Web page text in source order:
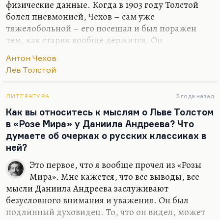
физические данные. Когда в 1903 году Толстой
болел пневмонией, Чехов – сам уже
тяжелобольной – его посещал и был поражен
тем, как старик вообще держится. Он
болел в Гаспре, Чехов его навещал. Да, я думаю,
что у Чехова были серьезные поводы восхищаться
был к этому времени абсолютно разрушен. Он
вообще говорил:«Пока у человека легкие хороши, у
него все хорошо».
Антон Чехов
Лев Толстой
ЛИТЕРАТУРА 3 года назад
Как вы относитесь к мыслям о Льве Толстом
в «Розе Мира» у Даниила Андреева? Что
думаете об очерках о русских классиках в
ней?
Это первое, что я вообще прочел из «Розы
Мира». Мне кажется, что все выводы, все
мысли Даниила Андреева заслуживают
безусловного внимания и уважения. Он был
подлинный духовидец. То, что он видел, может